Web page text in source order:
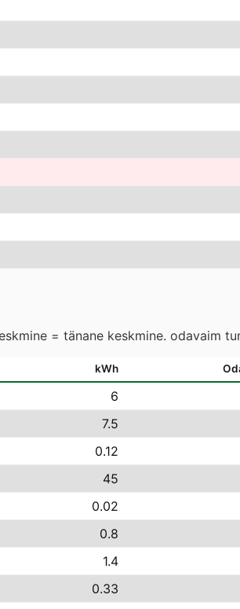
= tänane keskmine. odavaim
kWh
6
7.5
0.12
45
0.02
0.8
1.4
0.33